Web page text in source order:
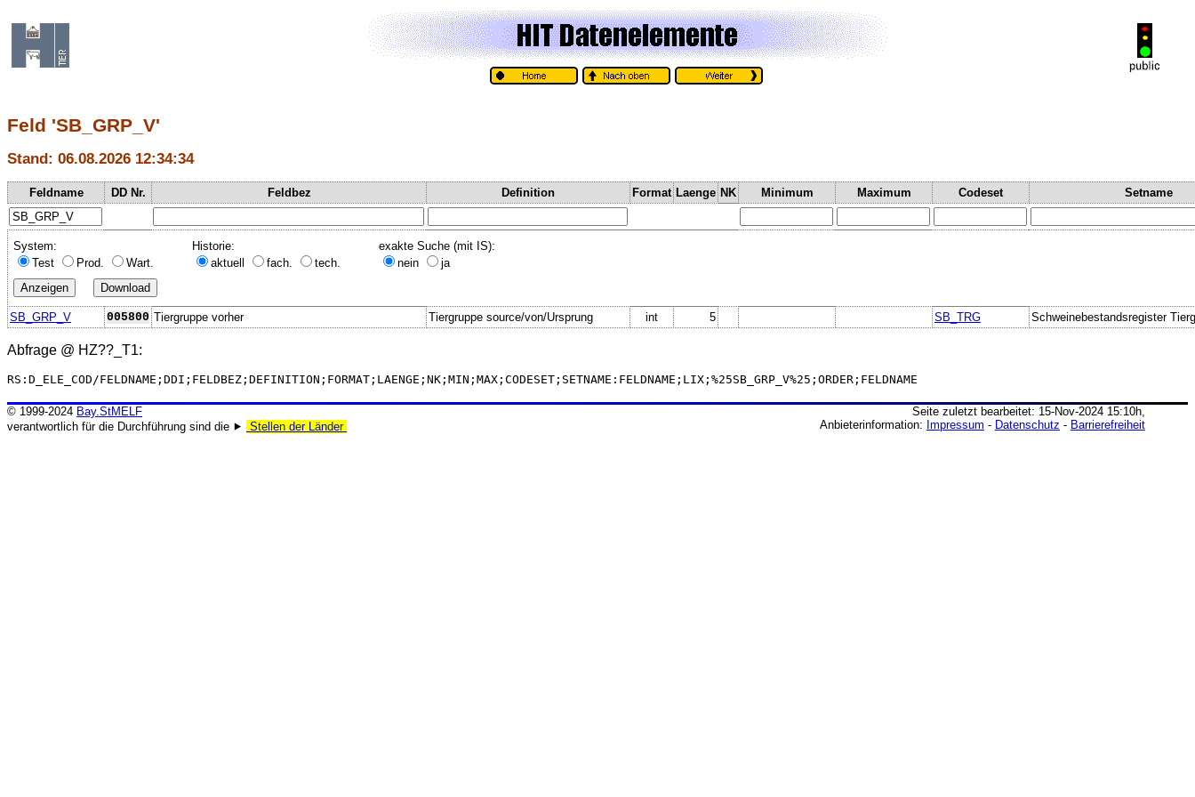
Feld 'SB_GRP_V'
Stand: 06.08.2026 12:34:34
Feldname DD Nr. Feldbez Definition Format Laenge NK Minimum Maximum Codeset Setname
System:
Test
Prod. Wart.
Historie:
aktuell
fach. tech.
exakte Suche (mit IS):
nein
ja
SB_GRP_V 005800 Tiergruppe vorher Tiergruppe source/von/Ursprung int 5 SB_TRG Schweinebestandsregister
Abfrage @ HZ??_T1:
RS:D_ELE_COD/FELDNAME;DDI;FELDBEZ;DEFINITION;FORMAT;LAENGE;NK;MIN;MAX;CODESET;SETNAME:FELDNAME;LIX;%25SB_GRP_V%25;ORDER;FELDNAME
Seite zuletzt bearbeitet: 15-Nov-2024 15:10h,
Anbieterinformation: Impressum - Datenschutz - Barrierefreiheit
© 1999-2024 Bay.StMELF
verantwortlich für die Durchführung sind die ⯈
Stellen der Länder